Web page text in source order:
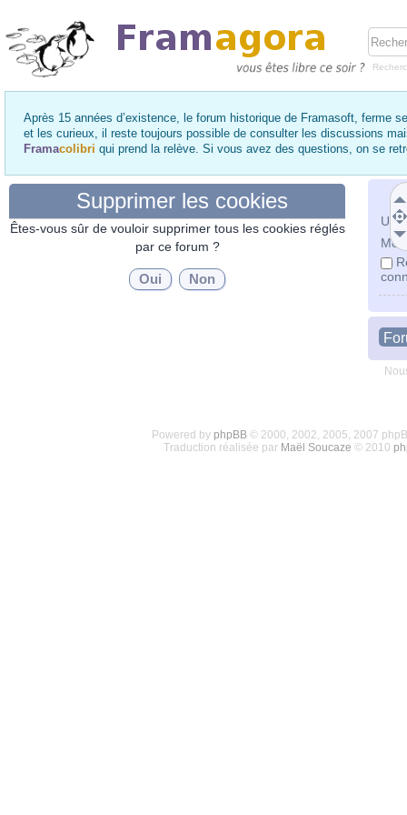
Après 15 années d’existence, le forum historique de Framasoft, ferme
et les curieux, il reste toujours possible de consulter les discussions
Framacolibri qui prend la relève. Si vous avez des questions, on se
Mot
Supprimer les cookies
Êtes-vous sûr de vouloir supprimer tous les cookies réglés
par ce forum ?
Powered by phpBB© 2000, 2002, 2005, 2007
Traduction réalisée par Maël Soucaze © 2010